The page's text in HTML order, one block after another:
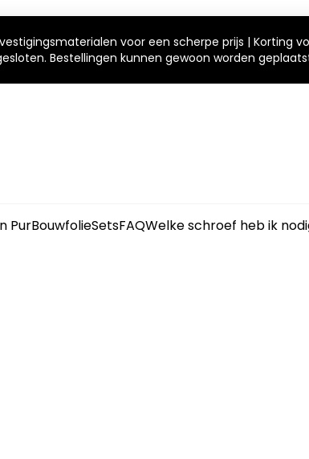
voor een scherpe prijs | Korting
Bestellingen kunnen gewoon worden
PurBouwfolieSetsFAQWelke schroef heb ik